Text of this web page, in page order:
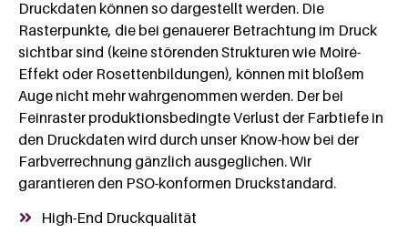
Druckdaten können so dargestellt werden. Die
Rasterpunkte, die bei genauerer Betrachtung im Druck
sichtbar sind (keine störenden Strukturen wie Moiré-
Effekt oder Rosettenbildungen), können mit bloßem
Auge nicht mehr wahrgenommen werden. Der bei
Feinraster produktionsbedingte Verlust der Farbtiefe in
den Druckdaten wird durch unser Know-how bei der
Farbverrechnung gänzlich ausgeglichen. Wir
garantieren den PSO-konformen Druckstandard.
High-End Druckqualität